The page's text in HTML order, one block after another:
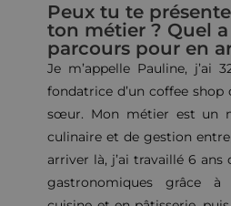
Peux tu te
ton métier ? Quel
parcours pour en
Je m’appelle Pauline, j’ai
fondatrice d’un coffee shop
sœur. Mon métier est un
culinaire et de gestion
arriver là, j’ai travaillé 6 ans
gastronomiques grâce